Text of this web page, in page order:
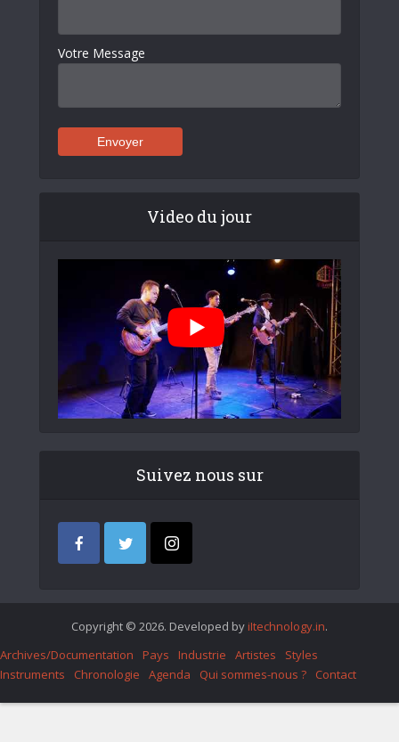
Votre Message
Video du jour
Suivez nous sur
Copyright © 2026. Developed by iItechnology.in.
Archives/Documentation
Pays Industrie Artistes
Styles
Instruments
Chronologie Agenda Qui sommes-nous ? Contact